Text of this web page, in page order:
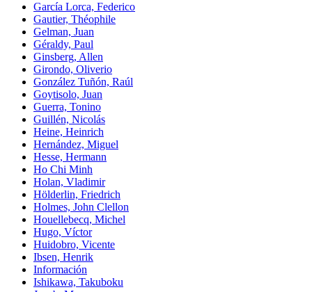
García Lorca, Federico
Gautier, Théophile
Gelman, Juan
Géraldy, Paul
Ginsberg, Allen
Girondo, Oliverio
González Tuñón, Raúl
Goytisolo, Juan
Guerra, Tonino
Guillén, Nicolás
Heine, Heinrich
Hernández, Miguel
Hesse, Hermann
Ho Chi Minh
Holan, Vladimir
Hölderlin, Friedrich
Holmes, John Clellon
Houellebecq, Michel
Hugo, Víctor
Huidobro, Vicente
Ibsen, Henrik
Información
Ishikawa, Takuboku